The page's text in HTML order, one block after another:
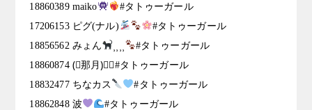
18860389 maiko
#タトゥーガール
17206153 ピグ(ナル)
#タトゥーガール
18856562 みょん
#タトゥーガール
18860874 (⃔那月)⃕↝#タトゥーガール
18832477 ちなカス
#タトゥーガール
18862848 波
#タトゥーガール